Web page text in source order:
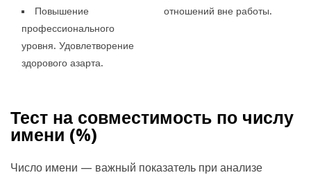
Повышение
профессионального
уровня. Удовлетворение
здорового азарта.
отношений вне работы.
Тест на совместимость по числу
имени (%)
Число имени — важный показатель при анализе